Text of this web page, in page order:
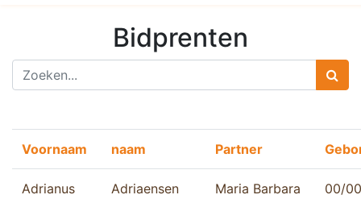
Bidprenten
Voornaam naam Partner
Adrianus Adriaensen
Maria Barbara
00/